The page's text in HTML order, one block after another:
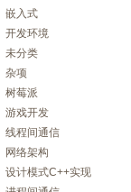
嵌入式
开发环境
未分类
杂项
树莓派
游戏开发
线程间通信
网络架构
设计模式C++实现